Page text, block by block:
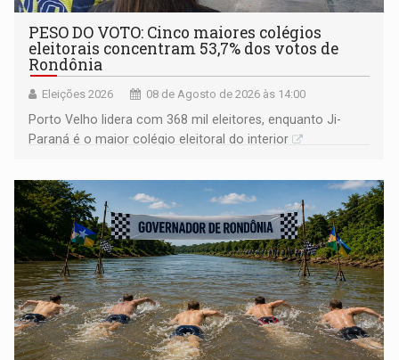
PESO DO VOTO: Cinco maiores colégios
eleitorais concentram 53,7% dos votos de
Rondônia
Eleições 2026 08 de Agosto de 2026 às 14:00
Porto Velho lidera com 368 mil eleitores, enquanto Ji-
Paraná é o maior colégio eleitoral do interior